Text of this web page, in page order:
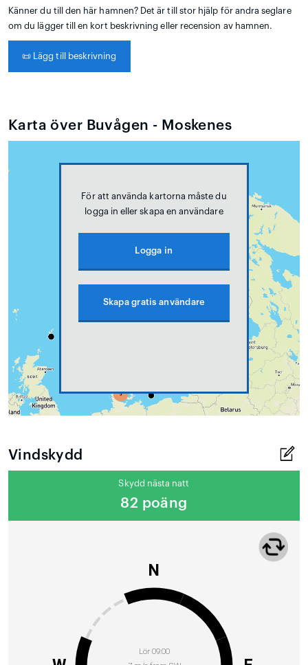
Känner du till den här hamnen? Det är till stor hjälp för andra seglare
om du lägger till en kort beskrivning eller recension av hamnen.
📜 Lägg till beskrivning
Karta över Buvågen - Moskenes
För att använda kartorna måste du
logga in eller skapa en användare
Logga in
Skapa gratis användare
Vindskydd
Skydd nästa natt
82 poäng
Lör 09:00
N